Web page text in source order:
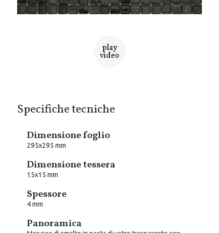
play
video
Specifiche tecniche
Dimensione foglio
295x295 mm
Dimensione tessera
15x15 mm
Spessore
4 mm
Panoramica